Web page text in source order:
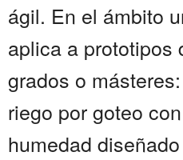
ágil. En el ámbito
aplica a prototipos
grados o
riego por goteo
humedad